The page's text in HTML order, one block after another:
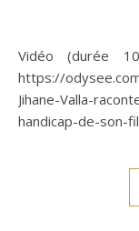
Vidéo (durée 10 min) : Source vidéo Odyssée :
https://
Jihane-Valla-
handicap-de-son-